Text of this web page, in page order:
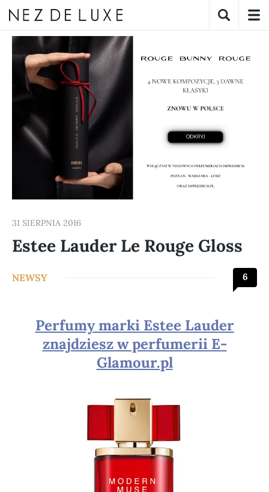
31 SIERPNIA 2016
Estee Lauder Le Rouge Gloss
NEWSY 6
Perfumy marki Estee Lauder
znajdziesz w perfumerii E-
Glamour.pl